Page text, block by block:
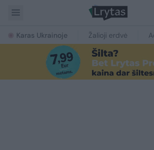
Karas Ukrainoje Žalioji erdvė